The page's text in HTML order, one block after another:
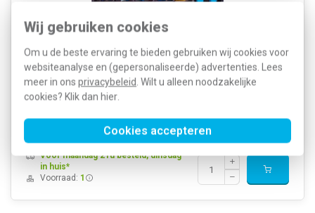
Wij gebruiken cookies
Om u de beste ervaring te bieden gebruiken wij cookies voor
websiteanalyse en (gepersonaliseerde) advertenties. Lees
meer in ons privacybeleid . Wilt u alleen noodzakelijke
cookies? Klik dan hier
Cookies accepteren
Assortimentsdoos met ongeveer 500 gangbare types geïsoleerde
kabelschoenen. Geleverd in een 21-vaks metalen kist en met
krimptang SKT-0560-GKS (903050).Meer informatie »
196,94
SKU:ATM-GKS-SKT
8716643025455
Voor maandag 21u besteld, dinsdag
in huis*
Voorraad: 1